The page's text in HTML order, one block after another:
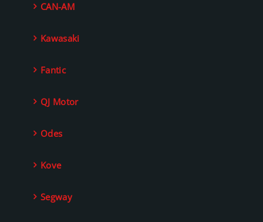
CAN-AM
Kawasaki
Fantic
QJ Motor
Odes
Kove
Segway